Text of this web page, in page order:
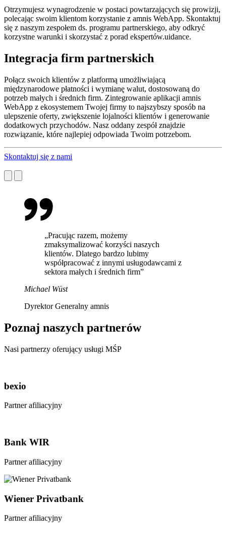
Otrzymujesz wynagrodzenie w postaci powtarzających się prowizji,
polecając swoim klientom korzystanie z amnis WebApp. Skontaktuj
się z naszym zespołem ds. programu partnerskiego, aby odkryć
korzystne warunki i skorzystać z porad ekspertów.uidance.
Integracja firm partnerskich
Połącz swoich klientów z platformą umożliwiającą
międzynarodowe płatności i wymianę walut, dostosowaną do
potrzeb małych i średnich firm. Zintegrowanie aplikacji amnis
WebApp z ekosystemem Twojej firmy to najszybszy sposób na
ulepszenie oferty, zwiększenie lojalności klientów i generowanie
dodatkowych przychodów. Nasz oddany zespół znajdzie
rozwiązanie, które najlepiej odpowiada Twoim potrzebom.
Skontaktuj się z nami
„Pracując razem, możemy
zmaksymalizować korzyści naszych
klientów. Dlatego bardzo lubimy
współpracować z innymi usługodawcami z
sektora małych i średnich firm”
Michael Wüst
Dyrektor Generalny amnis
Poznaj naszych partnerów
Nasi partnerzy oferujący usługi MŚP
bexio
Partner afiliacyjny
Bank WIR
Partner afiliacyjny
Wiener Privatbank
Partner afiliacyjny